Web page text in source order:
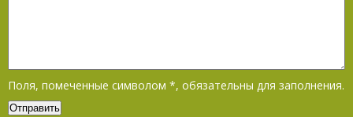
Поля, помеченные символом *, обязательны для заполнения.